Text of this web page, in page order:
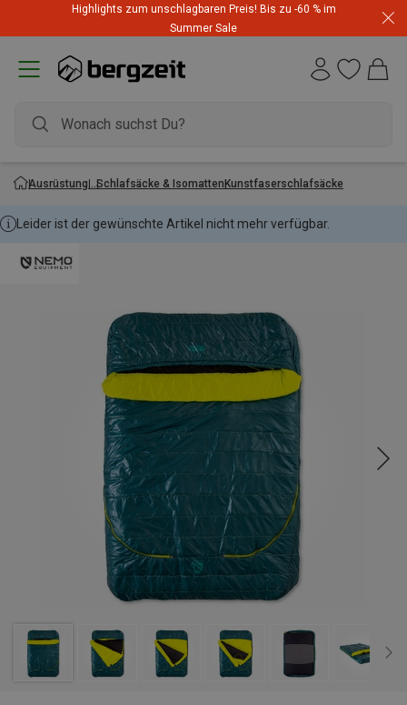
Highlights zum unschlagbaren Preis! Bis zu -60 % im
Summer Sale
Ausrüstung Schlafsäcke & IsomattenKunstfaserschlafsäcke
Leider ist der gewünschte Artikel nicht mehr verfügbar.